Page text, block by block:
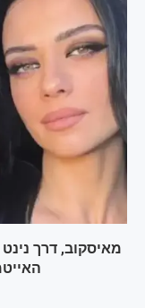
מאיסקוב, דרך